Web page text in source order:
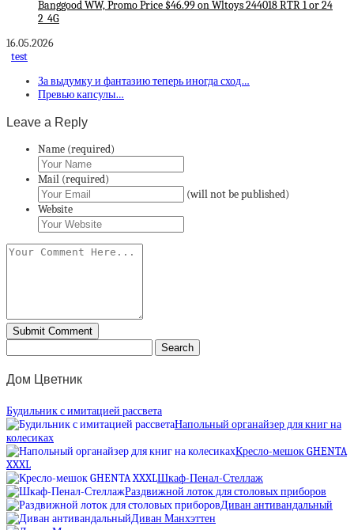
Banggood WW, Promo Price $46.99 on Wltoys 244018 RTR 1 or 24
2_4G
16.05.2026
test
За выдумку и фантазию теперь иногда сход…
Превью капсулы…
Leave a Reply
Name (required)
Mail (required)
(will not be published)
Website
Дом Цветник
Будильник с имитацией рассвета
Напольный органайзер для книг на
колесиках
Кресло-мешок GHENTA
XXXL
Шкаф-Пенал-Стеллаж
Раздвижной лоток для столовых приборов
Диван антивандальный
Диван Манхэттен